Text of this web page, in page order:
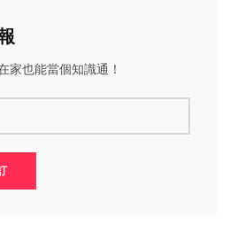
家也能當個知識通！